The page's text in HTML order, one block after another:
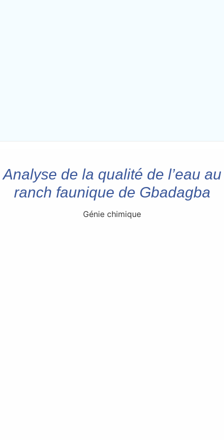
Analyse de la qualité de l’eau au
ranch faunique de Gbadagba
Génie chimique